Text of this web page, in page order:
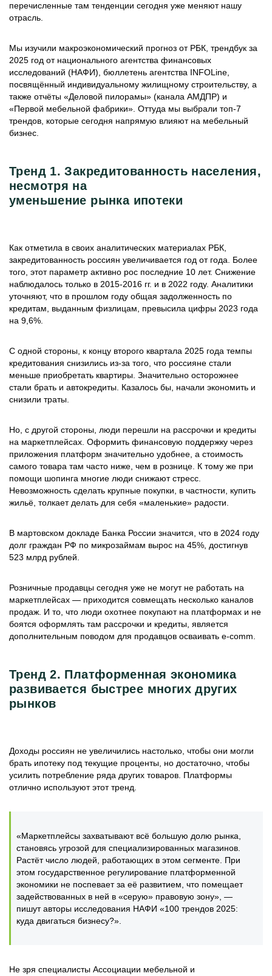
перечисленные там тенденции сегодня уже меняют нашу
отрасль.
Мы изучили макроэкономический прогноз от РБК, трендбук за
2025 год от национального агентства финансовых
исследований (НАФИ), бюллетень агентства INFOLine,
посвящённый индивидуальному жилищному строительству, а
также отчёты «Деловой пилорамы» (канала АМДПР) и
«Первой мебельной фабрики». Оттуда мы выбрали топ-7
трендов, которые сегодня напрямую влияют на мебельный
бизнес.
Тренд 1. Закредитованность населения,
несмотря на
уменьшение рынка ипотеки
Как отметила в своих аналитических материалах РБК,
закредитованность россиян увеличивается год от года. Более
того, этот параметр активно рос последние 10 лет. Снижение
наблюдалось только в 2015-2016 гг. и в 2022 году. Аналитики
уточняют, что в прошлом году общая задолженность по
кредитам, выданным физлицам, превысила цифры 2023 года
на 9,6%.
С одной стороны, к концу второго квартала 2025 года темпы
кредитования снизились из-за того, что россияне стали
меньше приобретать квартиры. Значительно осторожнее
стали брать и автокредиты. Казалось бы, начали экономить и
снизили траты.
Но, с другой стороны, люди перешли на рассрочки и кредиты
на маркетплейсах. Оформить финансовую поддержку через
приложения платформ значительно удобнее, а стоимость
самого товара там часто ниже, чем в рознице. К тому же при
помощи шопинга многие люди снижают стресс.
Невозможность сделать крупные покупки, в частности, купить
жильё, толкает делать для себя «маленькие» радости.
В мартовском докладе Банка России значится, что в 2024 году
долг граждан РФ по микрозаймам вырос на 45%, достигнув
523 млрд рублей.
Розничные продавцы сегодня уже не могут не работать на
маркетплейсах — приходится совмещать несколько каналов
продаж. И то, что люди охотнее покупают на платформах и не
боятся оформлять там рассрочки и кредиты, является
дополнительным поводом для продавцов осваивать e-comm.
Тренд 2. Платформенная экономика
развивается быстрее многих других
рынков
Доходы россиян не увеличились настолько, чтобы они могли
брать ипотеку под текущие проценты, но достаточно, чтобы
усилить потребление ряда других товаров. Платформы
отлично используют этот тренд.
«Маркетплейсы захватывают всё большую долю рынка,
становясь угрозой для специализированных магазинов.
Растёт число людей, работающих в этом сегменте. При
этом государственное регулирование платформенной
экономики не поспевает за её развитием, что помещает
задействованных в ней в «серую» правовую зону», —
пишут авторы исследования НАФИ «100 трендов 2025:
куда двигаться бизнесу?».
Не зря специалисты Ассоциации мебельной и